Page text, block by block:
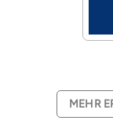
MEHR